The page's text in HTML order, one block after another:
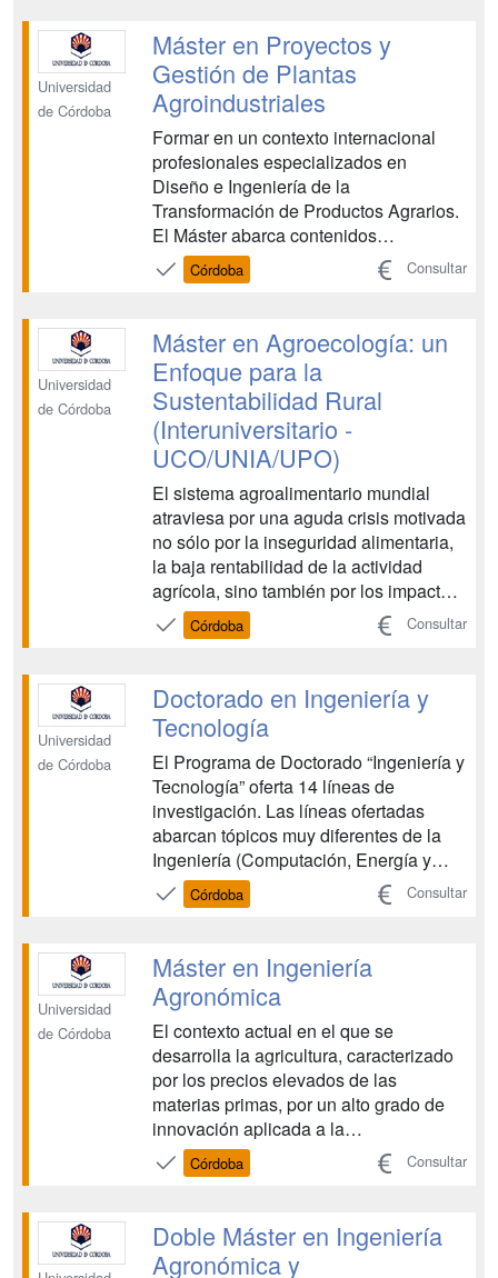
sostenible como meta a perseguir. En
este sentido es una preocupació...
Universidad
de Córdoba
Máster en Proyectos y
Gestión de Plantas
Agroindustriales
Formar en un contexto internacional
profesionales especializados en
Diseño e Ingeniería de la
Transformación de Productos Agrarios.
El Máster abarca contenidos
relacionados con el conjunto de la
cadena de producción y transformación,
la ingeniería de procesos, el diseño y
construcción de instalaciones, la lo...
Córdoba Consultar
Universidad
de Córdoba
Máster en Agroecología: un
Enfoque para la
Sustentabilidad Rural
(Interuniversitario -
UCO/UNIA/UPO)
El sistema agroalimentario mundial
atraviesa por una aguda crisis motivada
no sólo por la inseguridad alimentaria,
la baja rentabilidad de la actividad
agrícola, sino también por los impactos
negativos que el actual modo de
organizar dicho sistema está
y en el medio ambiente. Los
organismos internacionales...
Córdoba Consultar
Universidad
de Córdoba
Doctorado en Ingeniería y
Tecnología
El Programa de Doctorado “Ingeniería y
Tecnología” oferta 14 líneas de
investigación. Las líneas ofertadas
abarcan tópicos muy diferentes de la
Ingeniería (Computación, Energía y
Control de Procesos) con el
denominador común de su
Agroalimentario y de la Biomedicina en
los que la Universidad de Córdoba es
un referent...
Córdoba Consultar
Universidad
de Córdoba
Máster en Ingeniería
Agronómica
El contexto actual en el que se
desarrolla la agricultura, caracterizado
por los precios elevados de las
materias primas, por un alto grado de
innovación aplicada a la
agroalimentación, por una enorme
preocupación por efectos del cambio
energías renovables, ha devuelto a la
agricultura el carácter estratégico que...
Córdoba Consultar
Doble Máster en Ingeniería
Agronómica y